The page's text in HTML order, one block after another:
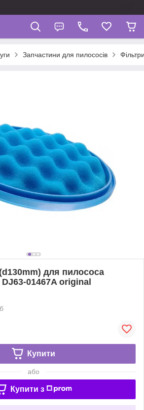
Запчастини для пилососів
для пилососа
01467A original
Купити
або
Купити з